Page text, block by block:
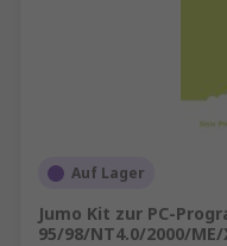
Auf Lager
Jumo Kit zur PC-
95/98/NT4.0/2000/